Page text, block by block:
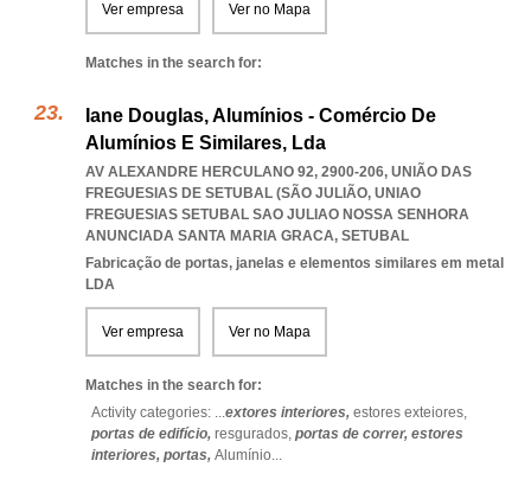
Ver empresa Ver no Mapa
Matches in the search for:
Iane Douglas, Alumínios - Comércio De
Alumínios E Similares, Lda
AV ALEXANDRE HERCULANO 92, 2900-206, UNIÃO DAS
FREGUESIAS DE SETUBAL (SÃO JULIÃO, UNIAO
FREGUESIAS SETUBAL SAO JULIAO NOSSA SENHORA
ANUNCIADA SANTA MARIA GRACA, SETUBAL
Fabricação de portas, janelas e elementos similares em metal
LDA
Ver empresa Ver no Mapa
Matches in the search for:
Activity categories: ...extores interiores, estores exteiores,
portas de edifício, resgurados, portas de correr, estores
interiores, portas, Alumínio...